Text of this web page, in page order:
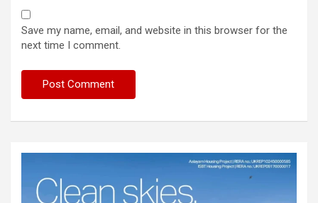
Save my name, email, and website in this browser for the
next time I comment.